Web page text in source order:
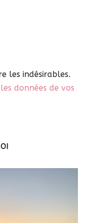
les indésirables.
données de vos